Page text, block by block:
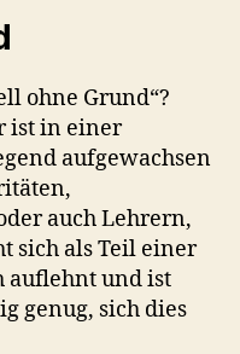
ohne Grund“?
ist in einer
aufgewachsen
auch Lehrern,
sich als Teil einer
auflehnt und ist
genug, sich dies